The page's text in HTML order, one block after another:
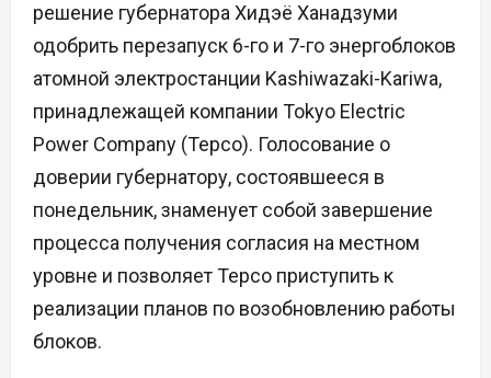
решение губернатора Хидэё Ханадзуми
одобрить перезапуск 6-го и 7-го энергоблоков
атомной электростанции Kashiwazaki-Kariwa,
принадлежащей компании Tokyo Electric
Power Company (Tepco). Голосование о
доверии губернатору, состоявшееся в
понедельник, знаменует собой завершение
процесса получения согласия на местном
уровне и позволяет Tepco приступить к
реализации планов по возобновлению работы
блоков.